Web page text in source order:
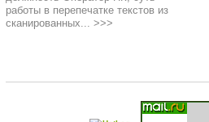
работы в перепечатке текстов из
сканированных... >>>